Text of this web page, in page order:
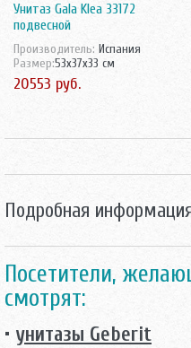
Унитаз Gala Klea 33172
подвесной
Производитель: Испания
Размер:53x37x33 см
20553 руб.
Подробная
Посетители,
смотрят:
• унитазы Geberit